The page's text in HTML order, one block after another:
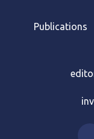
Publications